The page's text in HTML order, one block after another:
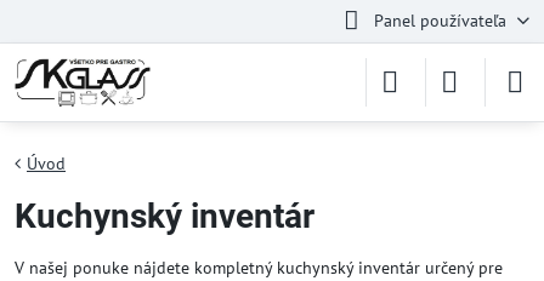
Panel používateľa
Úvod
Kuchynský inventár
V našej ponuke nájdete kompletný kuchynský inventár určený pre